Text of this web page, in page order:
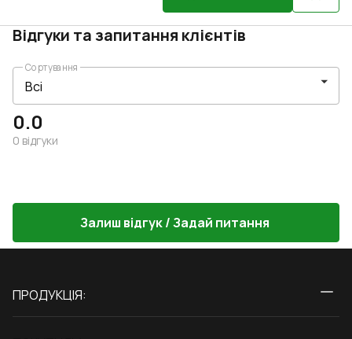
Відгуки та запитання клієнтів
0.0
0 відгуки
Сортування
Залиш відгук / Задай питання
ПРОДУКЦІЯ: